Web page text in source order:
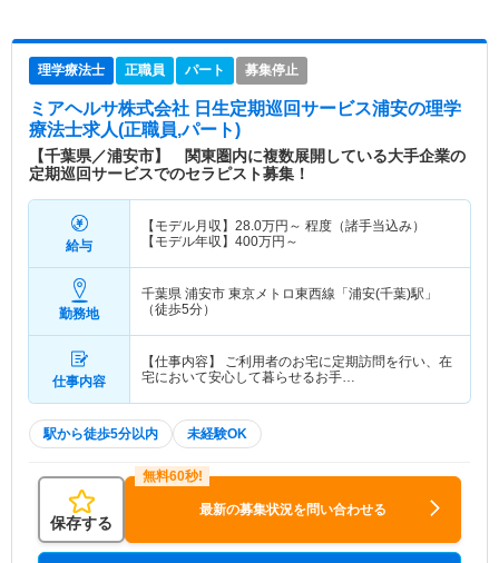
理学療法士 正職員 パート 募集停止
ミアヘルサ株式会社 日生定期巡回サービス浦安の理学
療法士求人(正職員,パート)
【千葉県／浦安市】 関東圏内に複数展開している大手企業の
定期巡回サービスでのセラピスト募集！
給与
【モデル月収】 28.0万円～ 程度（諸手当込み）
【モデル年収】 400万円～
勤務地
千葉県 浦安市 東京メトロ東西線「浦安(千葉)駅」
（徒歩5分）
仕事内容
【仕事内容】 ご利用者のお宅に定期訪問を行い、在
宅において安心して暮らせるお手…
駅から徒歩5分以内 未経験OK
保存する
最新の募集状況を問い合わせる